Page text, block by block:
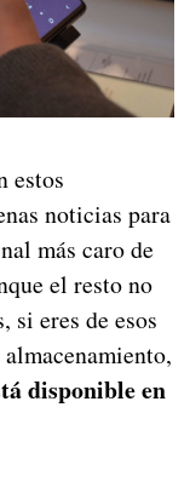
estos
noticias para
más caro de
el resto no
si eres de esos
disponible en